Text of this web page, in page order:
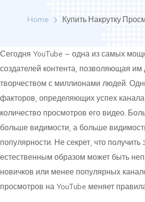
Home Купить Накрутку
Сегодня YouTube — одна из самых
создателей контента, позволяющая им
творчеством с миллионами людей.
факторов, определяющих успех канала
количество просмотров его видео.
больше видимости, а больше
популярности. Не секрет, что
естественным образом может быть
новичков или менее популярных
просмотров на YouTube меняет